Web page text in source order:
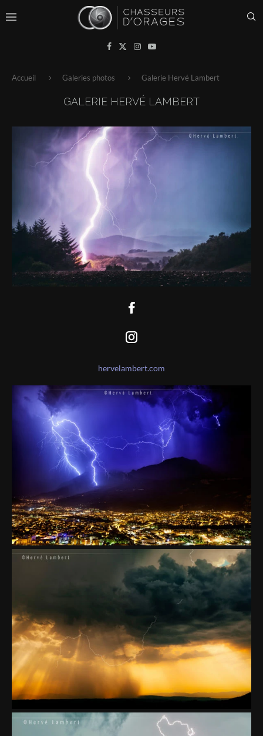
Accueil Galeries photos Galerie Hervé Lambert
GALERIE HERVÉ LAMBERT
hervelambert.com